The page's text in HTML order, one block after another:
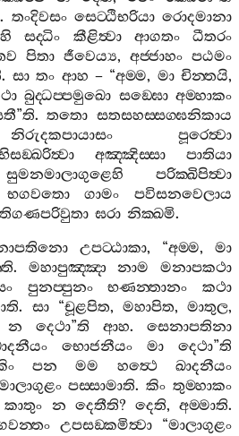
. තංදිවසං සෙට‍්ඨිභරියා රොදමානා
සද‍්ධිං කීළිත්‍වා ආගතං
ධීතරං
පිතා ජීවෙය්‍ය, අජ‍්ජාහං පඨමං
. සා තං ආහ – “අම‍්ම, මා චින‍්තයි,
බුද‍්ධප‍්පමුඛො සඞ‍්ඝො අම‍්හාකං
”ති.තතො සතසහස‍්සග‍්ඝනිකාය
නිරුදකපායාසං
පූරෙත්‍වා
අඤ‍්ඤිස‍්සා
පාතියා
සුමනමාලාගුළෙහි
පරික‍්ඛිපිත්‍වා
භගවතො ගාමං
පවිසනවෙලාය
ඝරා නික‍්ඛමි.
උපට‍්ඨාකා, “අම‍්ම, මා
. මහාපුඤ‍්ඤා නාම
මනාපකථා
පුනප‍්පුනං භණන‍්තානං
කථා
. සා“චූළපිත, මහාපිත,මාතුල,
න දෙථා”ති ආහ. සෙනාපතිනා
භොජනීයං මා දෙථා”ති
පන මම හත්‍ථෙ
ඛාදනීයං
පස‍්සාමාති.කිං තුම‍්හාකං
කාතුං න දෙතීති? දෙති,අම‍්මාති.
උපසඞ‍්කමිත්‍වා“මාලාගුළං